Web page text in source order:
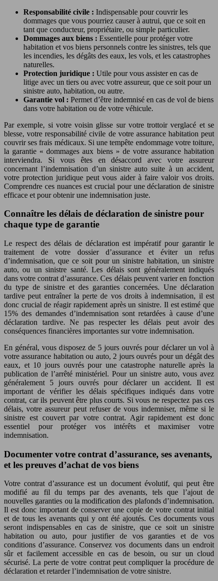
Responsabilité civile : Indispensable pour couvrir les
dommages que vous pourriez causer à autrui, que ce soit en
tant que conducteur, propriétaire, ou simple particulier.
Dommages aux biens : Essentielle pour protéger votre
habitation et vos biens personnels contre les sinistres, tels que
les incendies, les dégâts des eaux, les vols, et les catastrophes
naturelles.
Protection juridique : Utile pour vous assister en cas de
litige avec un tiers ou avec votre assureur, que ce soit pour un
sinistre auto, habitation, ou autre.
Garantie vol : Permet d’être indemnisé en cas de vol de biens
dans votre habitation ou de votre véhicule.
Par exemple, si votre voisin glisse sur votre trottoir verglacé et se
blesse, votre responsabilité civile de votre assurance habitation peut
couvrir ses frais médicaux. Si une tempête endommage votre toiture,
la garantie « dommages aux biens » de votre assurance habitation
interviendra. Si vous êtes en désaccord avec votre assureur
concernant l’indemnisation d’un sinistre auto suite à un accident,
votre protection juridique peut vous aider à faire valoir vos droits.
Comprendre ces nuances est crucial pour une déclaration de sinistre
efficace et pour obtenir une indemnisation juste.
Connaître les délais de déclaration de sinistre pour
chaque type de garantie
Le respect des délais de déclaration est impératif pour garantir le
traitement de votre dossier d’assurance et éviter un refus
d’indemnisation, que ce soit pour un sinistre habitation, un sinistre
auto, ou un sinistre santé. Les délais sont généralement indiqués
dans votre contrat d’assurance. Ces délais peuvent varier en fonction
du type de sinistre et des garanties concernées. Une déclaration
tardive peut entraîner la perte de vos droits à indemnisation, il est
donc crucial de réagir rapidement après un sinistre. Il est estimé que
15% des demandes d’indemnisation sont retardées à cause d’une
déclaration tardive. Ne pas respecter les délais peut avoir des
conséquences financières importantes sur votre indemnisation.
En général, vous disposez de 5 jours ouvrés pour déclarer un vol à
votre assurance habitation ou auto, 2 jours ouvrés pour un dégât des
eaux, et 10 jours ouvrés pour une catastrophe naturelle après la
publication de l’arrêté ministériel. Pour un sinistre auto, vous avez
généralement 5 jours ouvrés pour déclarer un accident. Il est
important de vérifier les délais spécifiques indiqués dans votre
contrat, car ils peuvent être plus courts. Si vous ne respectez pas ces
délais, votre assureur peut refuser de vous indemniser, même si le
sinistre est couvert par votre contrat. Agir rapidement est donc
essentiel pour protéger vos intérêts et maximiser votre
indemnisation.
Documenter votre contrat d’assurance, ses avenants,
et les preuves d’achat de vos biens
Votre contrat d’assurance est un document évolutif, qui peut être
modifié au fil du temps par des avenants, tels que l’ajout de
nouvelles garanties ou la modification des plafonds d’indemnisation.
Il est donc important de conserver une copie de votre contrat initial
et de tous les avenants qui y ont été ajoutés. Ces documents vous
seront indispensables en cas de sinistre, que ce soit un sinistre
habitation ou auto, pour justifier de vos garanties et de vos
conditions d’assurance. Conservez vos documents dans un endroit
sûr et facilement accessible en cas de besoin, ou sur un cloud
sécurisé. La perte de votre contrat peut compliquer la procédure de
déclaration et retarder l’indemnisation de votre sinistre.